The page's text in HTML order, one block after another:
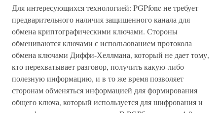
Для интересующихся технологией: PGPfone не требует
предварительного наличия защищенного канала для
обмена криптографическими ключами. Стороны
обмениваются ключами с использованием протокола
обмена ключами Диффи-Хеллмана, который не дает тому,
кто перехватывает разговор, получить какую-либо
полезную информацию, и в то же время позволяет
сторонам обменяться информацией для формирования
общего ключа, который используется для шифрования и